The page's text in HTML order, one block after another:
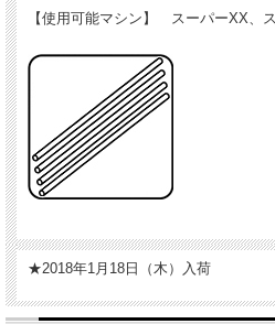
【使用可能マシン】 スーパーXX、
★2018年1月18日（木）入荷